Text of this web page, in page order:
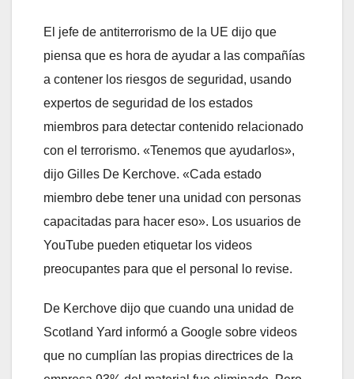
El jefe de antiterrorismo de la UE dijo que
piensa que es hora de ayudar a las compañías
a contener los riesgos de seguridad, usando
expertos de seguridad de los estados
miembros para detectar contenido relacionado
con el terrorismo. «Tenemos que ayudarlos»,
dijo Gilles De Kerchove. «Cada estado
miembro debe tener una unidad con personas
capacitadas para hacer eso». Los usuarios de
YouTube pueden etiquetar los videos
preocupantes para que el personal lo revise.
De Kerchove dijo que cuando una unidad de
Scotland Yard informó a Google sobre videos
que no cumplían las propias directrices de la